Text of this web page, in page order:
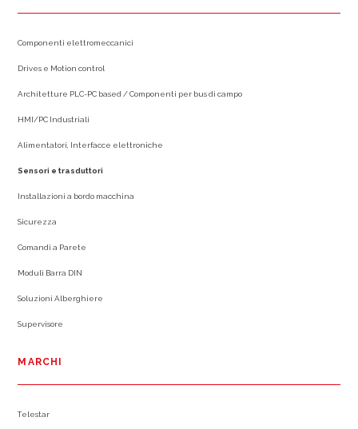
Componenti elettromeccanici
Drives e Motion control
Architetture PLC-PC based / Componenti per bus di campo
HMI/PC Industriali
Alimentatori, Interfacce elettroniche
Sensori e trasduttori
Installazioni a bordo macchina
Sicurezza
Comandi a Parete
Moduli Barra DIN
Soluzioni Alberghiere
Supervisore
MARCHI
Telestar